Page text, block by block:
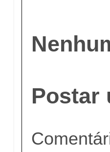
Postar